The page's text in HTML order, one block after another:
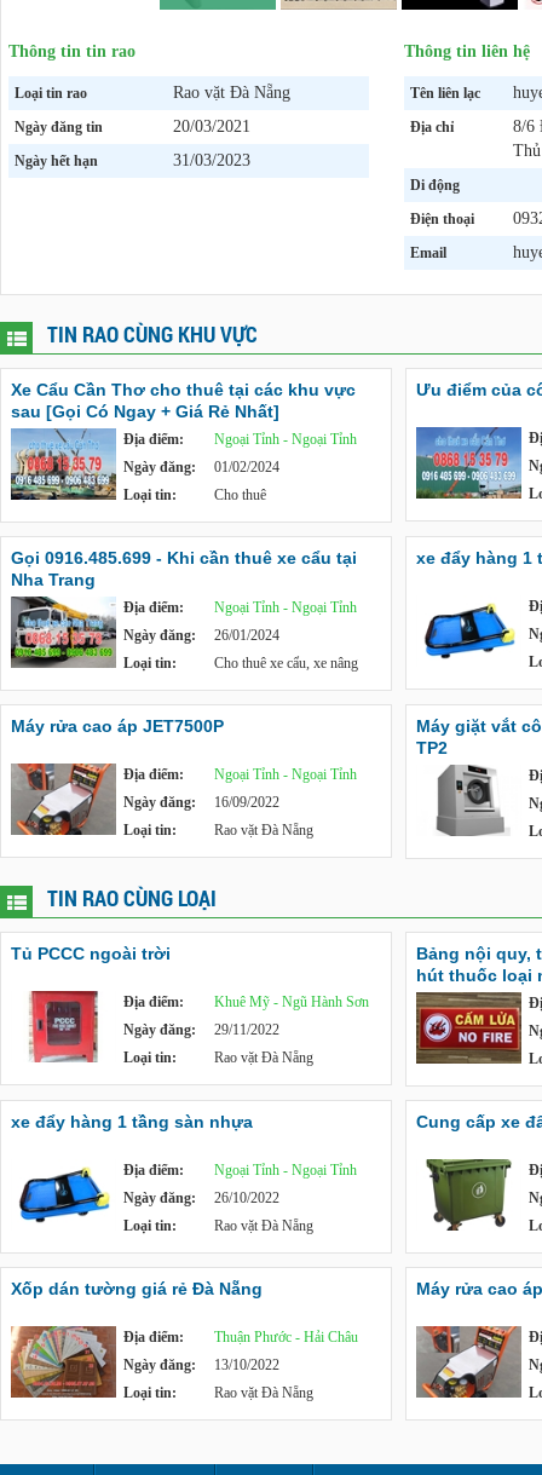
Thông tin tin rao
Loại tin rao Rao vặt Đà Nẵng
Ngày đăng tin 20/03/2021
Ngày hết hạn 31/03/2023
Thông tin liên hệ
Tên liên lạc
Địa chỉ
8/6
Di động
Điện thoại
Email
TIN RAO CÙNG KHU VỰC
Xe Cẩu Cần Thơ cho thuê tại các khu vực
sau [Gọi Có Ngay + Giá Rẻ Nhất]
Địa điểm:
Ngoại Tỉnh - Ngoại Tỉnh
Ngày đăng:
01/02/2024
Loại tin:
Cho thuê
Ưu điểm của
Gọi 0916.485.699 - Khi cần thuê xe cẩu tại
Nha Trang
Địa điểm:
Ngoại Tỉnh - Ngoại Tỉnh
Ngày đăng:
26/01/2024
Loại tin:
Cho thuê xe cẩu, xe nâng
xe đẩy hàng 1
Máy rửa cao áp JET7500P
Địa điểm:
Ngoại Tỉnh - Ngoại Tỉnh
Ngày đăng:
16/09/2022
Loại tin:
Rao vặt Đà Nẵng
Máy giặt vắt
TP2
TIN RAO CÙNG LOẠI
Tủ PCCC ngoài trời
Địa điểm:
Khuê Mỹ - Ngũ Hành Sơn
Ngày đăng:
29/11/2022
Loại tin:
Rao vặt Đà Nẵng
Bảng nội quy,
hút thuốc loại
xe đẩy hàng 1 tầng sàn nhựa
Địa điểm:
Ngoại Tỉnh - Ngoại Tỉnh
Ngày đăng:
26/10/2022
Loại tin:
Rao vặt Đà Nẵng
Cung cấp xe
Xốp dán tường giá rẻ Đà Nẵng
Địa điểm:
Thuận Phước - Hải Châu
Ngày đăng:
13/10/2022
Loại tin:
Rao vặt Đà Nẵng
Máy rửa cao